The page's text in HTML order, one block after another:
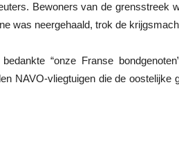
Bewoners van de grensstreek
was neergehaald, trok de
“onze Franse
NAVO-vliegtuigen die de oostelijke